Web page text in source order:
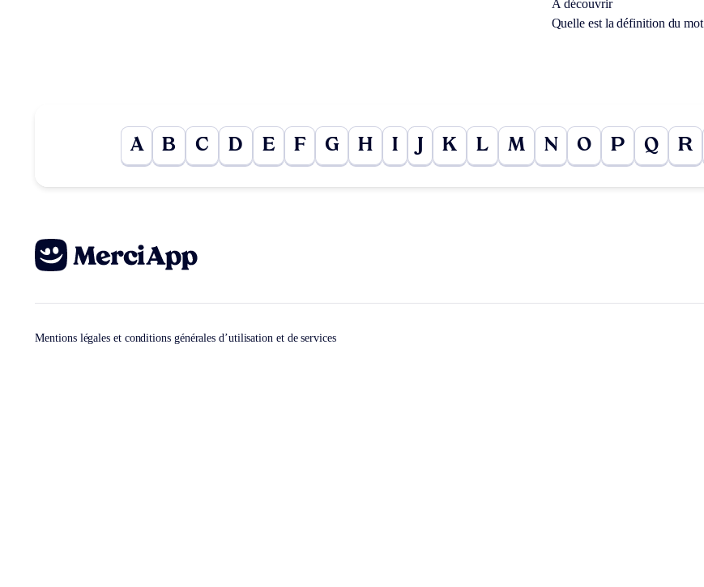
À découvrir
Quelle est la définition du mot
A B C D E F G H I K L M N O P Q R
Mentions légales et conditions générales d’utilisation et de services